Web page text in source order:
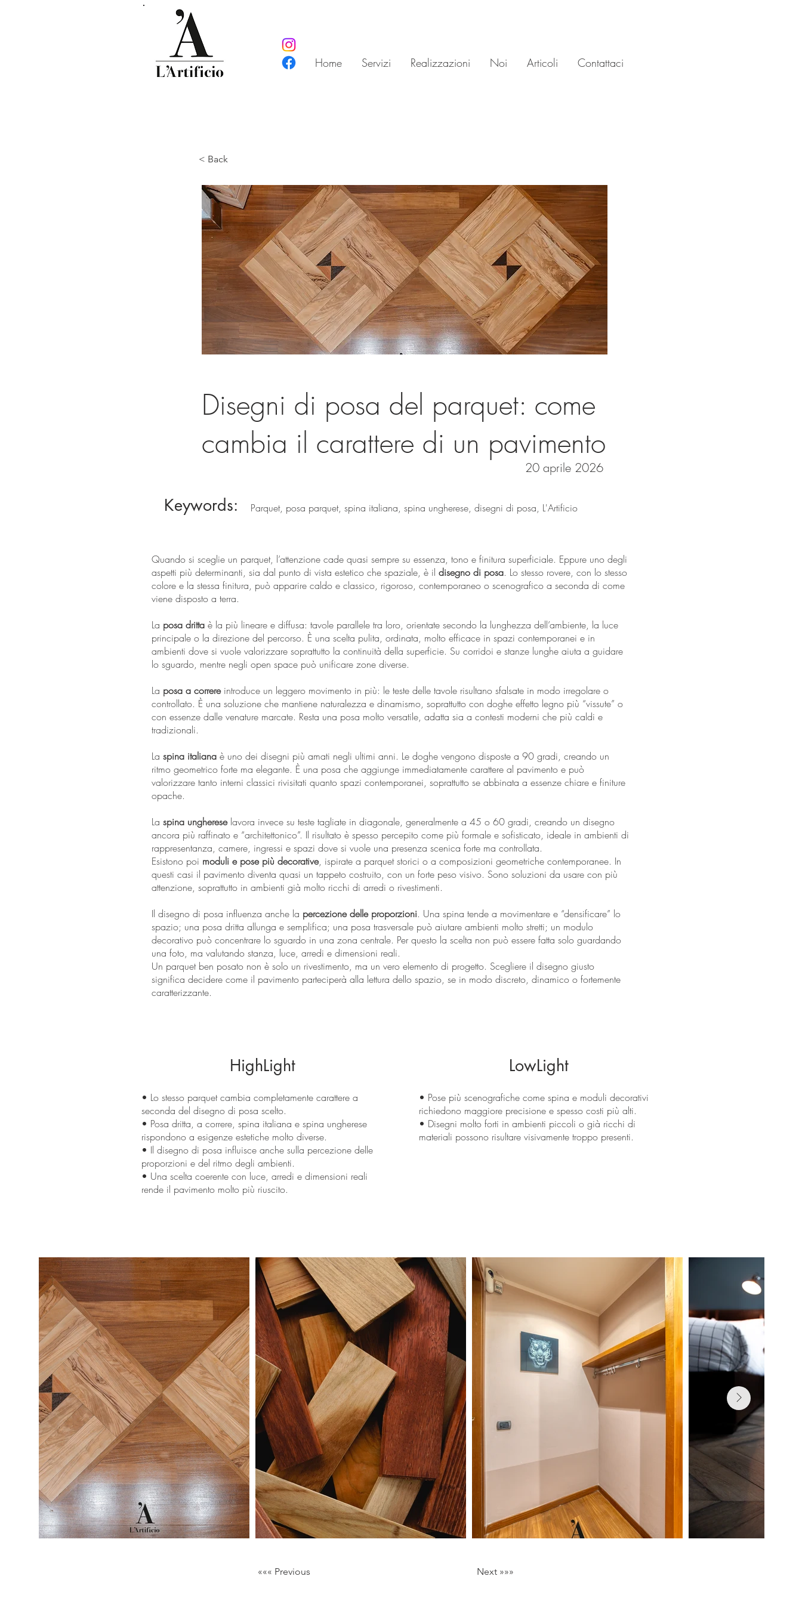
Home Servizi Realizzazioni Noi Articoli Contattaci
< Back
Disegni di posa del parquet: come
cambia il carattere di un pavimento
20 aprile 2026
Keywords: Parquet, posa parquet, spina italiana, spina ungherese, disegni di posa, L'Artificio
Quando si sceglie un parquet, l’attenzione cade quasi sempre su essenza, tono e finitura superficiale. Eppure uno degli
aspetti più determinanti, sia dal punto di vista estetico che spaziale, è il disegno di posa. Lo stesso rovere, con lo stesso
colore e la stessa finitura, può apparire caldo e classico, rigoroso, contemporaneo o scenografico a seconda di come
viene disposto a terra.
La posa dritta è la più lineare e diffusa: tavole parallele tra loro, orientate secondo la lunghezza dell’ambiente, la luce
principale o la direzione del percorso. È una scelta pulita, ordinata, molto efficace in spazi contemporanei e in
ambienti dove si vuole valorizzare soprattutto la continuità della superficie. Su corridoi e stanze lunghe aiuta a guidare
lo sguardo, mentre negli open space può unificare zone diverse.
La posa a correreintroduce un leggero movimento in più: le teste delle tavole risultano sfalsate in modo irregolare o
controllato. È una soluzione che mantiene naturalezza e dinamismo, soprattutto con doghe effetto legno più “vissute” o
con essenze dalle venature marcate. Resta una posa molto versatile, adatta sia a contesti moderni che più caldi e
tradizionali.
La spina italiana è uno dei disegni più amati negli ultimi anni. Le doghe vengono disposte a 90 gradi, creando un
ritmo geometrico forte ma elegante. È una posa che aggiunge immediatamente carattere al pavimento e può
valorizzare tanto interni classici rivisitati quanto spazi contemporanei, soprattutto se abbinata a essenze chiare e finiture
opache.
La spina unghereselavora invece su teste tagliate in diagonale, generalmente a 45 o 60 gradi, creando un disegno
ancora più raffinato e “architettonico”. Il risultato è spesso percepito come più formale e sofisticato, ideale in ambienti di
rappresentanza, camere, ingressi e spazi dove si vuole una presenza scenica forte ma controllata.
Esistono poi moduli e pose più decorative, ispirate a parquet storici o a composizioni geometriche contemporanee. In
questi casi il pavimento diventa quasi un tappeto costruito, con un forte peso visivo. Sono soluzioni da usare con più
attenzione, soprattutto in ambienti già molto ricchi di arredi o rivestimenti.
Il disegno di posa influenza anche la percezione delle proporzioni. Una spina tende a movimentare e “densificare” lo
spazio; una posa dritta allunga e semplifica; una posa trasversale può aiutare ambienti molto stretti; un modulo
decorativo può concentrare lo sguardo in una zona centrale. Per questo la scelta non può essere fatta solo guardando
una foto, ma valutando stanza, luce, arredi e dimensioni reali.
Un parquet ben posato non è solo un rivestimento, ma un vero elemento di progetto. Scegliere il disegno giusto
significa decidere come il pavimento parteciperà alla lettura dello spazio, se in modo discreto, dinamico o fortemente
caratterizzante.
HighLight
• Lo stesso parquet cambia completamente carattere a
seconda del disegno di posa scelto.
• Posa dritta, a correre, spina italiana e spina ungherese
rispondono a esigenze estetiche molto diverse.
• Il disegno di posa influisce anche sulla percezione delle
proporzioni e del ritmo degli ambienti.
• Una scelta coerente con luce, arredi e dimensioni reali
rende il pavimento molto più riuscito.
LowLight
• Pose più scenografiche come spina e moduli decorativi
richiedono maggiore precisione e spesso costi più alti.
• Disegni molto forti in ambienti piccoli o già ricchi di
materiali possono risultare visivamente troppo presenti.
««« Previous Next »»»